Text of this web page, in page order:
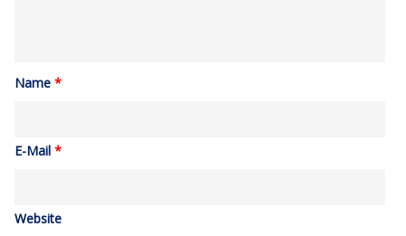
Name*
E-Mail*
Website